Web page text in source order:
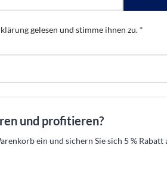
gelesen und stimme ihnen zu. *
und profitieren?
ein und sichern Sie sich 5 % Rabatt